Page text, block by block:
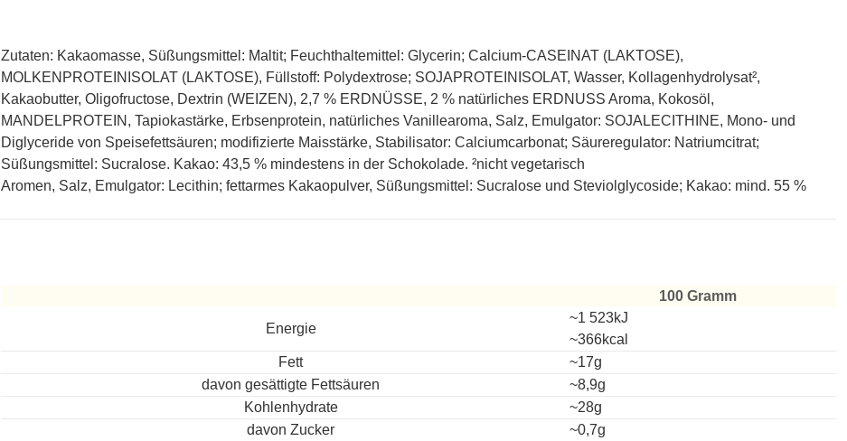
Zutaten: Kakaomasse, Süßungsmittel: Maltit; Feuchthaltemittel: Glycerin; Calcium-CASEINAT (LAKTOSE),
MOLKENPROTEINISOLAT (LAKTOSE), Füllstoff: Polydextrose; SOJAPROTEINISOLAT, Wasser, Kollagenhydrolysat²,
Kakaobutter, Oligofructose, Dextrin (WEIZEN), 2,7 % ERDNÜSSE, 2 % natürliches ERDNUSS Aroma, Kokosöl,
MANDELPROTEIN, Tapiokastärke, Erbsenprotein, natürliches Vanillearoma, Salz, Emulgator: SOJALECITHINE, Mono- und
Diglyceride von Speisefettsäuren; modifizierte Maisstärke, Stabilisator: Calciumcarbonat; Säureregulator: Natriumcitrat;
Süßungsmittel: Sucralose. Kakao: 43,5 % mindestens in der Schokolade. ²nicht vegetarisch
Aromen, Salz, Emulgator: Lecithin; fettarmes Kakaopulver, Süßungsmittel: Sucralose und Steviolglycoside; Kakao: mind. 55 %
100 Gramm
Energie
~1 523kJ
~366kcal
Fett
~17g
davon gesättigte Fettsäuren
~8,9g
Kohlenhydrate
~28g
davon Zucker
~0,7g